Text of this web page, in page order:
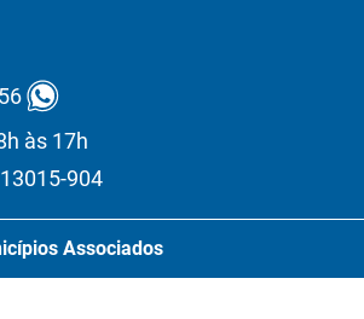
às 17h
904
Associados